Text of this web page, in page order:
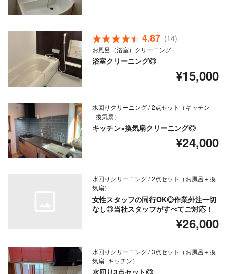
4.87 (14)
お風呂（浴室）クリーニング
浴室クリーニング◎
¥15,000
水回りクリーニング / 2点セット（キッチン
+換気扇）
キッチン×換気扇クリーニング◎
¥24,000
水回りクリーニング / 2点セット（お風呂＋換
気扇）
女性スタッフの同行OK◎作業外注一切
なし◎当社スタッフがすべてご対応！
¥26,000
水回りクリーニング / 3点セット（お風呂＋換
気扇+キッチン）